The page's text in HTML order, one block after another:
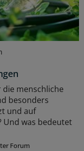
menschliche
besonders
und auf
Und was bedeutet
Forum